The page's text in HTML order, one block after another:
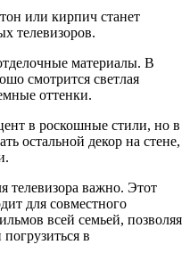
или кирпич станет
телевизоров.
материалы. В
смотрится светлая
оттенки.
в роскошные стили, но в
остальной декор на стене,
телевизора важно. Этот
для совместного
всей семьей, позволяя
в